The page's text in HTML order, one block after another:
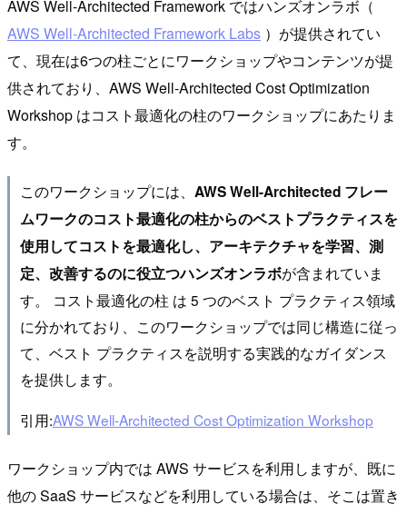
AWS Well-Architected Framework ではハンズオンラボ（
AWS Well-Architected Framework Labs ）が提供されてい
て、現在は6つの柱ごとにワークショップやコンテンツが提
供されており、AWS Well-Architected Cost Optimization
Workshop はコスト最適化の柱のワークショップにあたりま
す。
このワークショップには、 AWS Well-Architected フレー
ムワークのコスト最適化の柱からのベストプラクティスを
使用してコストを最適化し、アーキテクチャを学習、測
定、改善するのに役立つハンズオンラボが含まれていま
す。 コスト最適化の柱 は 5 つのベスト プラクティス領域
に分かれており、このワークショップでは同じ構造に従っ
て、ベスト プラクティスを説明する実践的なガイダンス
を提供します。
引用:AWS Well-Architected Cost Optimization Workshop
ワークショップ内では AWS サービスを利用しますが、既に
他の SaaS サービスなどを利用している場合は、そこは置き